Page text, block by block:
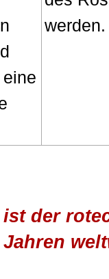
werden.
der